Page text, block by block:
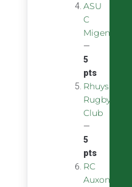
ASU
C
Migennes
—
5
pts
Rhuys
Rugby
Club
—
5
pts
RC
Auxonnais